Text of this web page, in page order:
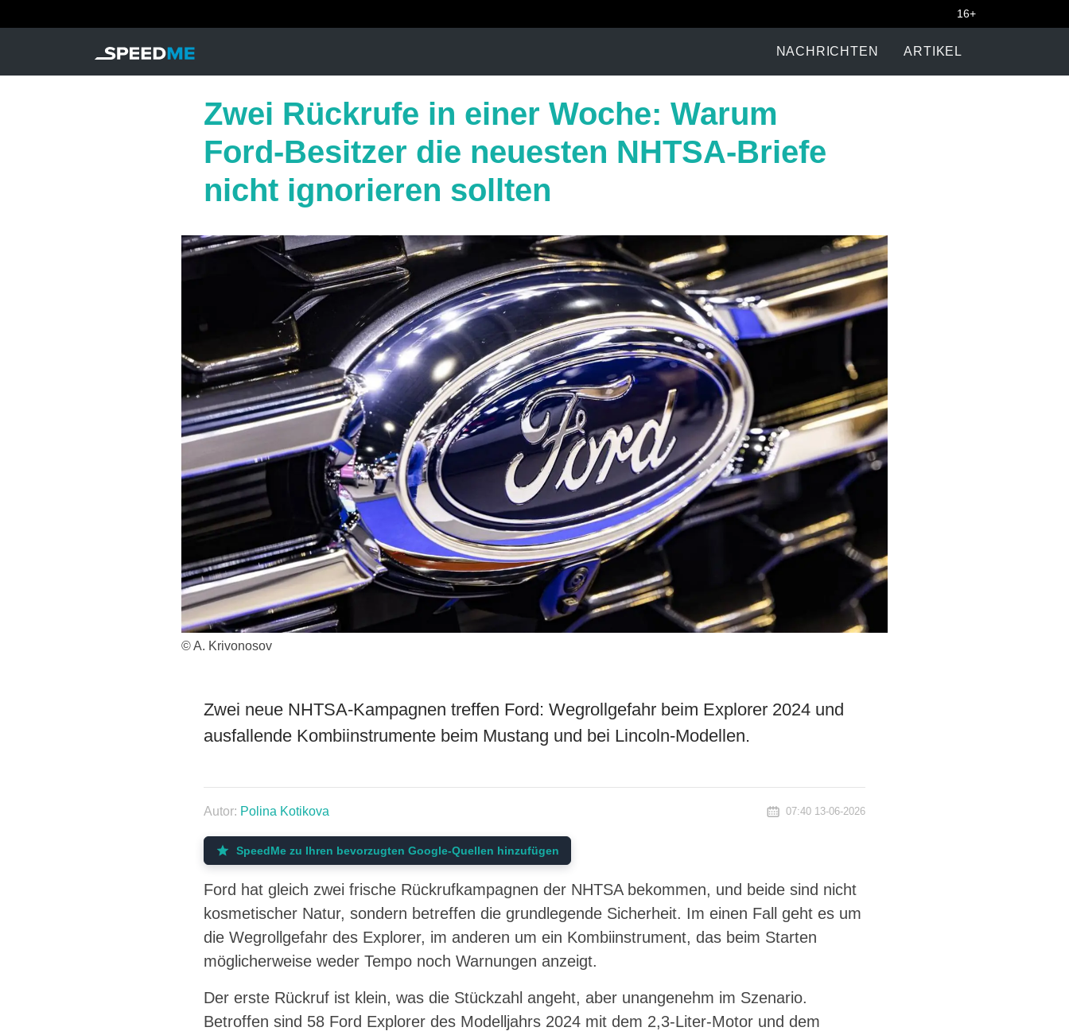
16+
NACHRICHTEN ARTIKEL
Zwei Rückrufe in einer Woche: Warum
Ford-Besitzer die neuesten NHTSA-Briefe
nicht ignorieren sollten
© A. Krivonosov
Zwei neue NHTSA-Kampagnen treffen Ford: Wegrollgefahr beim Explorer 2024 und
ausfallende Kombiinstrumente beim Mustang und bei Lincoln-Modellen.
Autor: Polina Kotikova 07:40 13-06-2026
SpeedMe zu Ihren bevorzugten Google-Quellen hinzufügen
Ford hat gleich zwei frische Rückrufkampagnen der NHTSA bekommen, und beide sind nicht
kosmetischer Natur, sondern betreffen die grundlegende Sicherheit. Im einen Fall geht es um
die Wegrollgefahr des Explorer, im anderen um ein Kombiinstrument, das beim Starten
möglicherweise weder Tempo noch Warnungen anzeigt.
Der erste Rückruf ist klein, was die Stückzahl angeht, aber unangenehm im Szenario.
Betroffen sind 58 Ford Explorer des Modelljahrs 2024 mit dem 2,3-Liter-Motor und dem